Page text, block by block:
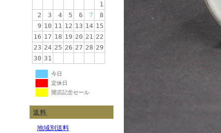
1
2
3 4 5 6 7
8
9 10 11 12 13 14 15
16 17 18 19 20 21 22
23 24 25 26 27 28 29
30 31
今日
定休日
開店記念セール
送料
地域別送料